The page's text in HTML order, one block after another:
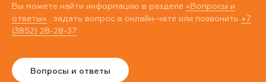
Вы можете найти информацию в разделе «Вопросы и
ответы» , задать вопрос в онлайн-чате или позвонить +7
(3852) 28-28-37
Вопросы и ответы